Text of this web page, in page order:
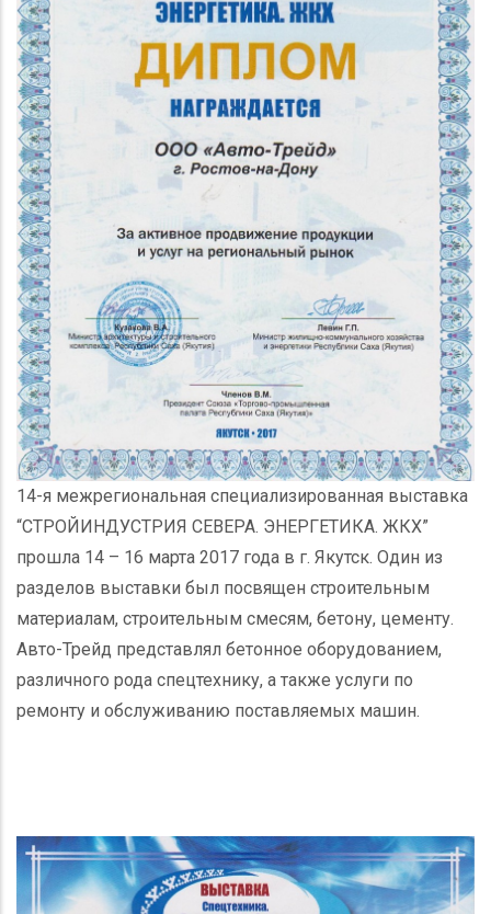
14-я межрегиональная специализированная выставка
“СТРОЙИНДУСТРИЯ СЕВЕРА. ЭНЕРГЕТИКА. ЖКХ”
прошла 14 – 16 марта 2017 года в г. Якутск. Один из
разделов выставки был посвящен строительным
материалам, строительным смесям, бетону, цементу.
Авто-Трейд представлял бетонное оборудованием,
различного рода спецтехнику, а также услуги по
ремонту и обслуживанию поставляемых машин.